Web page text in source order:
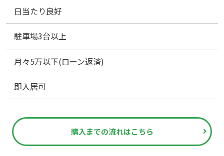
日当たり良好
駐車場3台以上
月々5万以下(ローン返済)
即入居可
購入までの流れはこちら